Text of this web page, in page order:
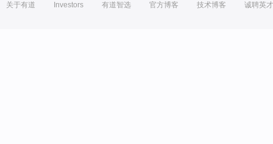
关于有道 Investors 有道智选 官方博客 技术博客 诚聘英才